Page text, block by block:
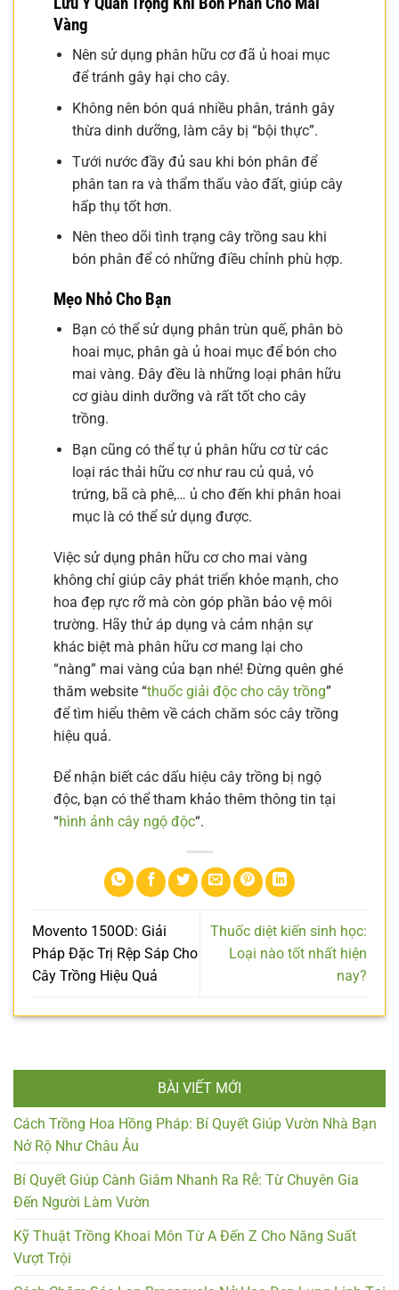
Vàng
Nên sử dụng phân hữu cơ đã ủ hoai mục
để tránh gây hại cho cây.
Không nên bón quá nhiều phân, tránh gây
thừa dinh dưỡng, làm cây bị “bội thực”.
Tưới nước đầy đủ sau khi bón phân để
phân tan ra và thẩm thấu vào đất, giúp cây
hấp thụ tốt hơn.
Nên theo dõi tình trạng cây trồng sau khi
bón phân để có những điều chỉnh phù hợp.
Mẹo Nhỏ Cho Bạn
Bạn có thể sử dụng phân trùn quế, phân bò
hoai mục, phân gà ủ hoai mục để bón cho
mai vàng. Đây đều là những loại phân hữu
cơ giàu dinh dưỡng và rất tốt cho cây
trồng.
Bạn cũng có thể tự ủ phân hữu cơ từ các
loại rác thải hữu cơ như rau củ quả, vỏ
trứng, bã cà phê,… ủ cho đến khi phân hoai
mục là có thể sử dụng được.
Việc sử dụng phân hữu cơ cho mai vàng
không chỉ giúp cây phát triển khỏe mạnh, cho
hoa đẹp rực rỡ mà còn góp phần bảo vệ môi
trường. Hãy thử áp dụng và cảm nhận sự
khác biệt mà phân hữu cơ mang lại cho
“nàng” mai vàng của bạn nhé! Đừng quên ghé
thăm website “thuốc giải độc cho cây trồng”
để tìm hiểu thêm về cách chăm sóc cây trồng
hiệu quả.
Để nhận biết các dấu hiệu cây trồng bị ngộ
độc, bạn có thể tham khảo thêm thông tin tại
“hình ảnh cây ngộ độc“.
Movento 150OD: Giải
Pháp Đặc Trị Rệp Sáp Cho
Cây Trồng Hiệu Quả
Thuốc diệt kiến sinh học:
Loại nào tốt nhất hiện
nay?
BÀI VIẾT MỚI
Cách Trồng Hoa Hồng Pháp: Bí Quyết Giúp Vườn Nhà Bạn
Nở Rộ Như Châu Âu
Bí Quyết Giúp Cành Giâm Nhanh Ra Rễ: Từ Chuyên Gia
Đến Người Làm Vườn
Kỹ Thuật Trồng Khoai Môn Từ A Đến Z Cho Năng Suất
Vượt Trội